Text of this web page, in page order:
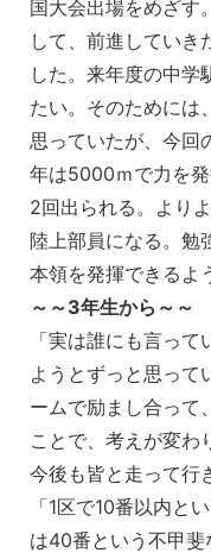
国大会出場をめざす
して、前進していき
した。来年度の中学
たい。そのためには
思っていたが、今回
年は5000ｍで力を
2回出られる。より
陸上部員になる。勉
本領を発揮できるよ
～～3年生から～～
「実は誰にも言っ
ようとずっと思って
ームで励まし合って
ことで、考えが変わ
今後も皆と走って行
「1区で10番以内と
は40番という不甲